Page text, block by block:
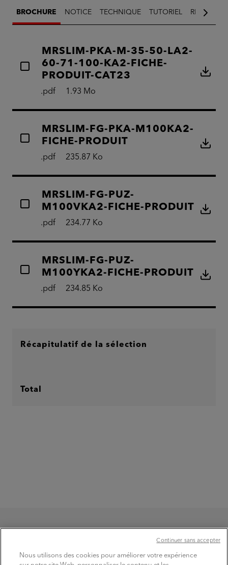
BROCHURE NOTICE TECHNIQUE TUTORIEL
MRSLIM-PKA-M-35-50-LA2-
60-71-100-KA2-FICHE-
PRODUIT-CAT23
.pdf 1.93 Mo
MRSLIM-FG-PKA-M100KA2-
FICHE-PRODUIT
.pdf 235.87 Ko
MRSLIM-FG-PUZ-
M100VKA2-FICHE-PRODUIT
.pdf 234.77 Ko
MRSLIM-FG-PUZ-
M100YKA2-FICHE-PRODUIT
.pdf 234.85 Ko
Récapitulatif de la sélection
Total
Nous utilisons des cookies pour améliorer votre expérience
Continuer sans accepter